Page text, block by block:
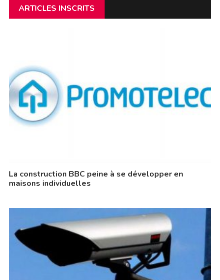
ARTICLES INSCRITS
La construction BBC peine à se développer en
maisons individuelles